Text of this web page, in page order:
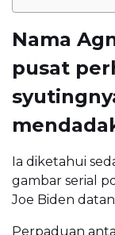
Nama
pusat
Ia diketahui
gambar serial
Joe Biden
Perpaduan